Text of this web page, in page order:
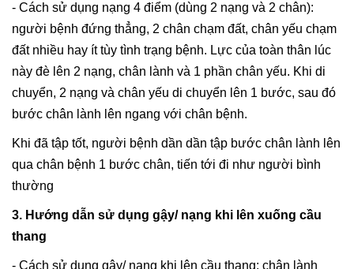
- Cách sử dụng nạng 4 điểm (dùng 2 nạng và 2 chân):
người bệnh đứng thẳng, 2 chân chạm đất, chân yếu chạm
đất nhiều hay ít tùy tình trạng bệnh. Lực của toàn thân lúc
này đè lên 2 nạng, chân lành và 1 phần chân yếu. Khi di
chuyển, 2 nạng và chân yếu di chuyển lên 1 bước, sau đó
bước chân lành lên ngang với chân bệnh.
Khi đã tập tốt, người bệnh dần dần tập bước chân lành lên
qua chân bệnh 1 bước chân, tiến tới đi như người bình
thường
3. Hướng dẫn sử dụng gậy/ nạng khi lên xuống cầu
thang
- Cách sử dụng gậy/ nạng khi lên cầu thang: chân lành